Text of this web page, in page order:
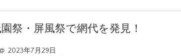
祭・屏風祭で網代を発見！
2023年7月29日